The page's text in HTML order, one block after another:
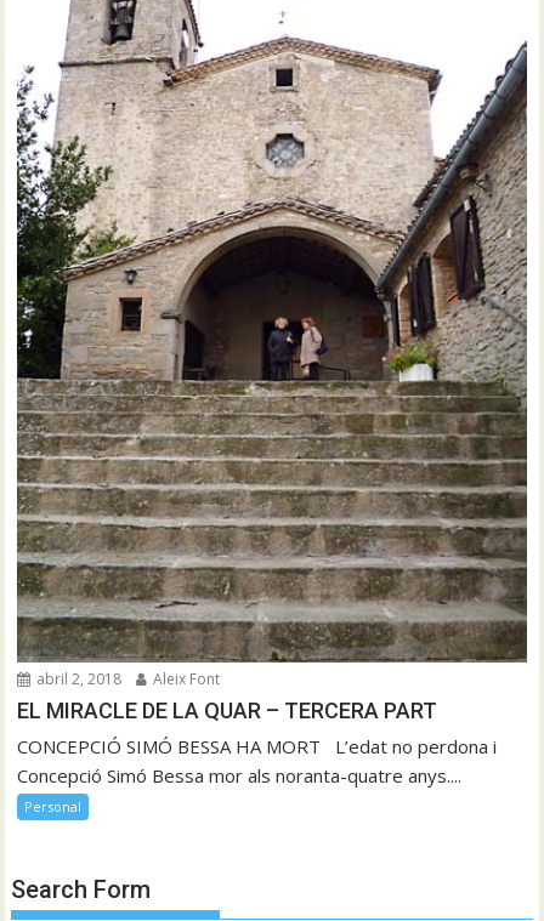
abril 2, 2018 Aleix Font
EL MIRACLE DE LA QUAR – TERCERA PART
CONCEPCIÓ SIMÓ BESSA HA MORT L’edat no perdona i
Concepció Simó Bessa mor als noranta-quatre anys....
Personal
Search Form